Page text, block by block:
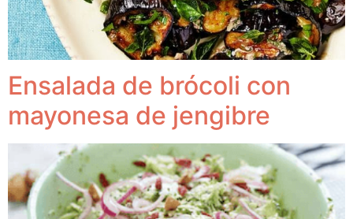
Ensalada de brócoli con
mayonesa de jengibre